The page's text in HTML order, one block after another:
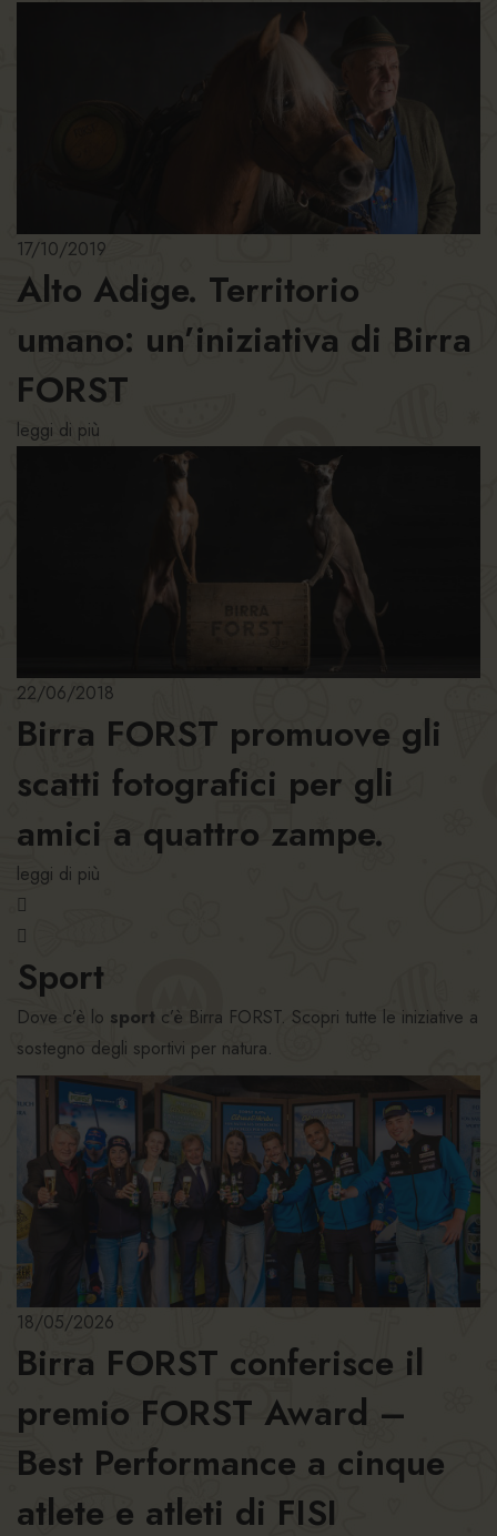
17/10/2019
Alto Adige. Territorio
umano: un’iniziativa di Birra
FORST
leggi di più
22/06/2018
Birra FORST promuove gli
scatti fotografici per gli
amici a quattro zampe.
leggi di più
Sport
Dove c’è lo sport c’è Birra FORST. Scopri tutte le iniziative a
sostegno degli sportivi per natura.
18/05/2026
Birra FORST conferisce il
premio FORST Award –
Best Performance a cinque
atlete e atleti di FISI